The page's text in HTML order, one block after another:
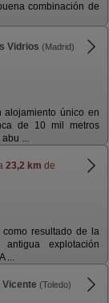
combinación de
Vidrios (Madrid)
alojamiento único en
de 10 mil metros
...
23,2 km de
resultado de la
explotación
...
Vicente (Toledo)